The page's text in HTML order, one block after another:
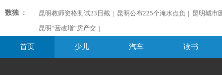
数独 : 昆明教师资格测试23日截 | 昆明公布225个淹水点负 | 昆明城市
昆明“营改增”房产交 |
首页 少儿 汽车 读书